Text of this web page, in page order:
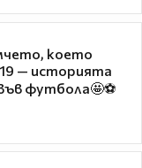
което
— историята
футбола🤩⚽